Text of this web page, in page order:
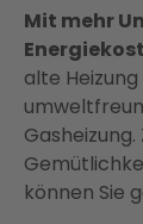
Mit mehr
alte
können Sie